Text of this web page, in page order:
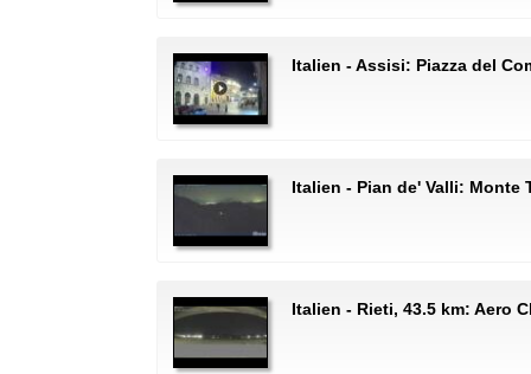
Italien - Assisi: Piazza del
Italien - Pian de' Valli:
Italien - Rieti, 43.5 km: Aero